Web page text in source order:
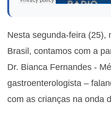
Nesta segunda-feira (25),
Brasil, contamos com a
Dr. Bianca Fernandes -
gastroenterologista –
com as crianças na onda